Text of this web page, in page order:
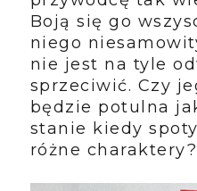
Boją się go
niego
nie jest na tyle
sprzeciwić. Czy
będzie potulna
stanie kiedy
różne charaktery?